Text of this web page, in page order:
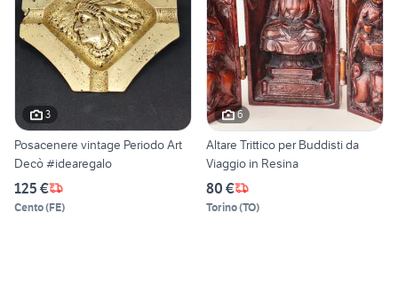
3
Posacenere vintage Periodo Art
Decò #idearegalo
125 €
Cento(FE)
6
Altare Trittico per Buddisti da
Viaggio in Resina
80 €
Torino(TO)